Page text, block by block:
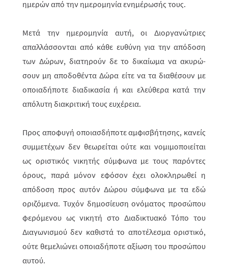
ημερών από την ημερομηνία ενημέρωσής τους.
Μετά την ημερομηνία αυτή, οι Διοργανώτριες
απαλλάσσονται από κάθε ευθύνη για την απόδοση
των Δώρων, διατηρούν δε το δικαίωμα να ακυ­ρώ­­
σουν μη αποδοθέντα Δώρα είτε να τα διαθέσουν με
οποια­δήποτε διαδικα­σία ή και ελεύθερα κατά την
απόλυτη διακριτική τους ευχέρεια.
Προς αποφυγή οποιασδήποτε αμφισβήτησης, κανείς
συμμετέχων δεν θεω­ρεί­ται ούτε και νομιμοποιείται
ως οριστικός νικητής σύμφωνα με τους παρόντες
όρους, παρά μόνον εφόσον έχει ολοκληρωθεί η
απόδοση προς αυτόν Δώρου σύμ­φωνα με τα εδώ
οριζόμενα. Τυχόν δημοσίευση ονόματος προσώπου
φερό­με­νου ως νικητή στο Διαδικτυακό Τόπο του
Διαγωνισμού δεν καθιστά το απο­τέ­λεσμα οριστικό,
ούτε θεμελιώνει οποιαδήποτε αξίωση του προσώπου
αυτού.